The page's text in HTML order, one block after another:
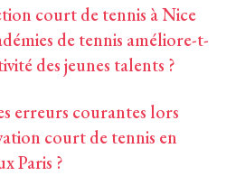
court de tennis à Nice
de tennis améliore-t-
des jeunes talents ?
erreurs courantes lors
court de tennis en
Paris ?